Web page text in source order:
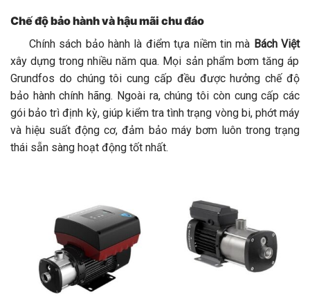
Chế độ bảo hành và hậu mãi chu đáo
Chính sách bảo hành là điểm tựa niềm tin mà Bách Việt
xây dựng trong nhiều năm qua. Mọi sản phẩm bơm tăng áp
Grundfos do chúng tôi cung cấp đều được hưởng chế độ
bảo hành chính hãng. Ngoài ra, chúng tôi còn cung cấp các
gói bảo trì định kỳ, giúp kiểm tra tình trạng vòng bi, phớt máy
và hiệu suất động cơ, đảm bảo máy bơm luôn trong trạng
thái sẵn sàng hoạt động tốt nhất.